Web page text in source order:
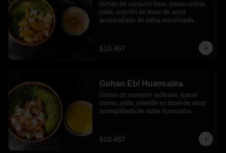
Gohan de camarón furai, queso crema,
palta, cebollín en base de arroz
acompañado de salsa acevichada.
$10.457
Gohan Ebi Huancaina
Gohan de camarón salteado, queso
crema, palta, cebollín en base de arroz
acompañado de salsa huancaina.
$10.457